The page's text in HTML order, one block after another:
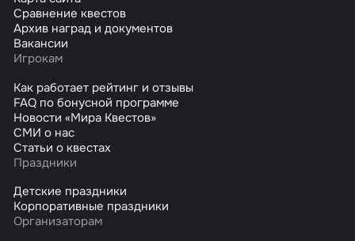
Сравнение квестов
Архив наград и документов
Вакансии
Игрокам
Как работает рейтинг и отзывы
FAQ по бонусной программе
Новости «Мира Квестов»
СМИ о нас
Статьи о квестах
Праздники
Детские праздники
Корпоративные праздники
Организаторам